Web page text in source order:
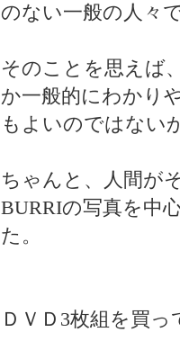
のない一般の人々
そのことを思えば
か一般的にわかり
もよいのではない
ちゃんと、人間が
BURRIの写真を中
た。
ＤＶＤ3枚組を買っ